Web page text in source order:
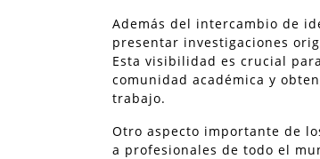
Además del intercambio de
presentar investigaciones
Esta visibilidad es crucial
comunidad académica y
trabajo.
Otro aspecto importante de
a profesionales de todo el